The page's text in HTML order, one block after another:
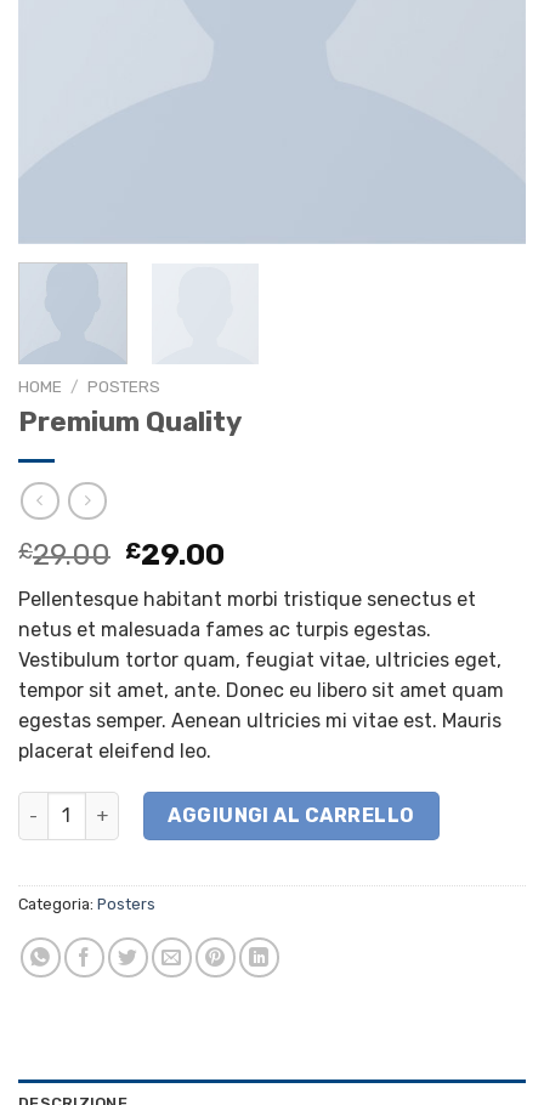
HOME / POSTERS
Premium Quality
£29.00 Il
prezzo
originale
era:
£29.00.
£29.00
prezzo
attuale
è:
£29.00.
Pellentesque habitant morbi tristique senectus et
netus et malesuada fames ac turpis egestas.
Vestibulum tortor quam, feugiat vitae, ultricies eget,
tempor sit amet, ante. Donec eu libero sit amet quam
egestas semper. Aenean ultricies mi vitae est. Mauris
placerat eleifend leo.
Premium Quality quantitàAGGIUNGI AL CARRELLO
Categoria: Posters